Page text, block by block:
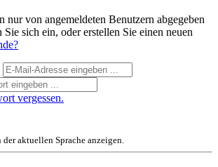
nur von angemeldeten Benutzern abgegeben
sich ein, oder erstellen Sie einen neuen
vergessen.
aktuellen Sprache anzeigen.